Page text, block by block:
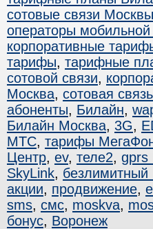
сотовые связи Москвы
операторы мобильной
корпоративные
тарифы, тарифные
сотовой связи,
Москва, сотовая
абоненты, Билайн,
Билайн Москва, 3G,
МТС, тарифы
Центр, ev, теле2, gprs
SkyLink, безлимитный
акции, продвижение,
sms, смс, moskva,
бонус, Воронеж